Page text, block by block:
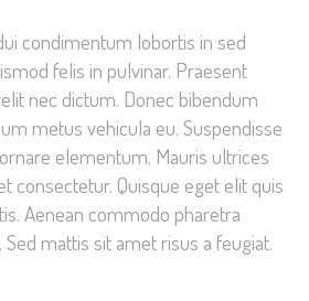
condimentum lobortis in sed
felis in pulvinar. Praesent
nec dictum. Donec bibendum
metus vehicula eu. Suspendisse
elementum. Mauris ultrices
consectetur. Quisque eget elit quis
Aenean commodo pharetra
mattis sit amet risus a feugiat.